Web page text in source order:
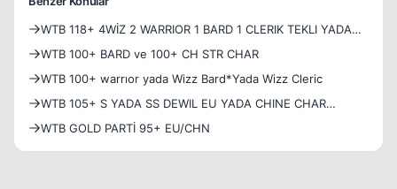
WTB 118+ 4WİZ 2 WARRIOR 1 BARD 1 CLERIK TEKLI YADA
PARTI HALINCE ALINIR
WTB 100+ BARD ve 100+ CH STR CHAR
WTB 100+ warrıor yada Wizz Bard*Yada Wizz Cleric
WTB 105+ S YADA SS DEWIL EU YADA CHINE CHAR
+5+7+12 SET SILAH 05302812090 GSM
WTB GOLD PARTİ 95+ EU/CHN